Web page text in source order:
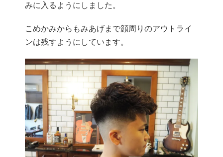
みに入るようにしました。
こめかみからもみあげまで顔周りのアウトライ
ンは残すようにしています。